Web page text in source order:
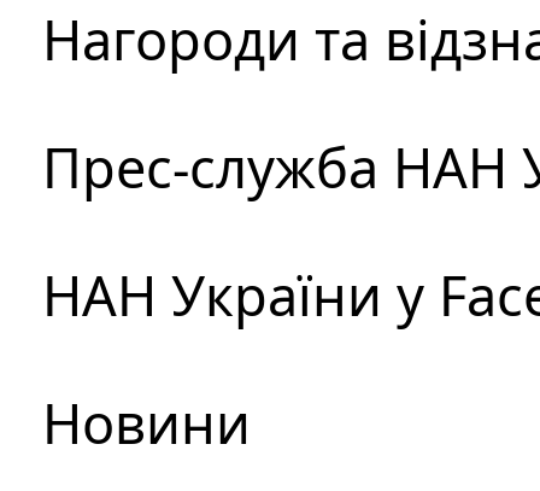
Нагороди та
Прес-служба НАН
НАН України у
Новини